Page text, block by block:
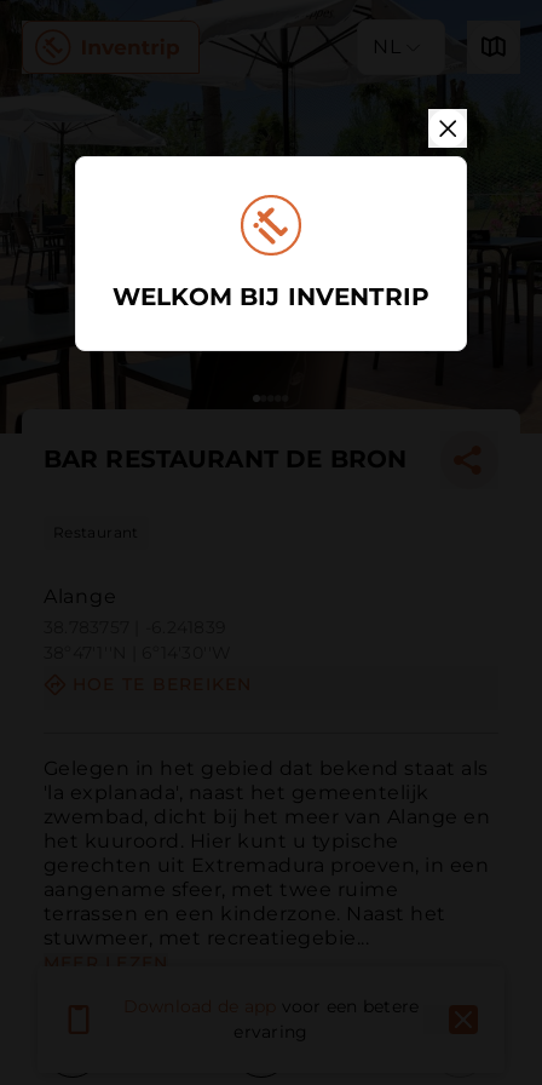
NL
BAR RESTAURANT DE BRON
Restaurant
Alange
Gelegen in het gebied dat bekend staat als
'la explanada', naast het gemeentelijk
zwembad, dicht bij het meer van Alange en
het kuuroord. Hier kunt u typische
gerechten uit Extremadura proeven, in een
aangename sfeer, met twee ruime
terrassen en een kinderzone. Naast het
stuwmeer, met recreatiegebie...
voor een betere
ervaring
WELKOM BIJ INVENTRIP